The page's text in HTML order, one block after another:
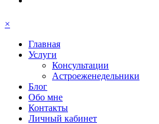
×
Главная
Услуги
Консультации
Астроеженедельники
Блог
Обо мне
Контакты
Личный кабинет